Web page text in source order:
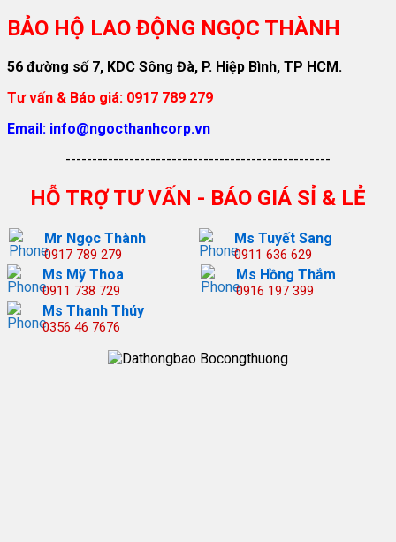
BẢO HỘ LAO ĐỘNG NGỌC THÀNH
56 đường số 7, KDC Sông Đà, P. Hiệp Bình, TP HCM.
Tư vấn & Báo giá: 0917 789 279
Email: info@ngocthanhcorp.vn
--------------------------------------------------
HỖ TRỢ TƯ VẤN - BÁO GIÁ SỈ & LẺ
Mr Ngọc Thành
0917 789 279
Ms Tuyết Sang
0911 636 629
Ms Mỹ Thoa
0911 738 729
Ms Hồng Thắm
0916 197 399
Ms Thanh Thúy
0356 46 7676